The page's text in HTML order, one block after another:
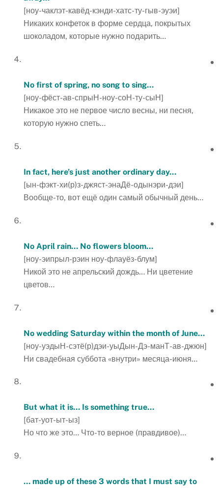
[ноу-чаклэт-кавёд-кэнди-хатс-ту-гыв-эуэи]
Никаких конфеток в форме сердца, покрытых
шоколадом, которые нужно подарить…
No first of spring, no song to sing…
[ноу-фёст-ав-спрыН-ноу-соН-ту-сыН]
Никакое это не первое число весны, ни песня,
которую нужно спеть…
In fact, here’s just another ordinary day…
[ын-фэкт-хи(р)з-джяст-энаДё-одынэри-дэи]
Вообще-то, вот ещё один самый обычный день…
No April rain… No flowers bloom…
[ноу-эипрыл-рэин ноу-флауёз-блум]
Никой это не апрельский дождь… Ни цветение
цветов…
No wedding Saturday within the month of June…
[ноу-уэдыН-сэтё(р)дэи-уыДын-Дэ-манТ-ав-джюн]
Ни свадебная суббота «внутри» месяца-июня…
But what it is… Is something true…
[бат-уот-ыт-ыз]
Но что же это… Что-то верное (правдивое)…
… made up of these 3 words that I must say to